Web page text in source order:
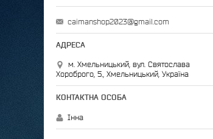
caimanshop2023@gmail.com
м. Хмельницький, вул. Святослава
Хороброго, 5., Хмельницький, Україна
Інна